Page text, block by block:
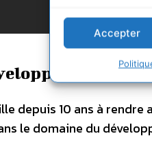
Accepter
depuis 10 ans à rendre
le domaine du